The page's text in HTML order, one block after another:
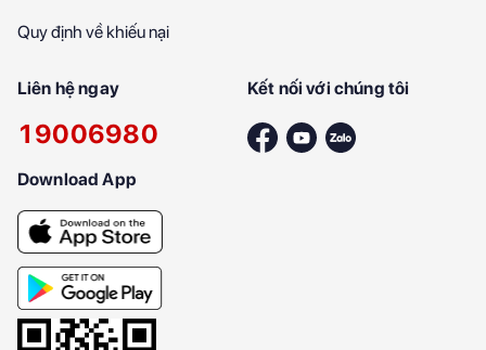
Quy định về khiếu nại
Liên hệ ngay
19006980
Kết nối với chúng tôi
Download App